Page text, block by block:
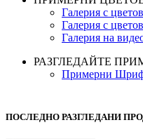
Галерия с
Галерия с
Галерия на
РАЗГЛЕДАЙТЕ
Примерни
ПОСЛЕДНО РАЗГЛЕДАНИ